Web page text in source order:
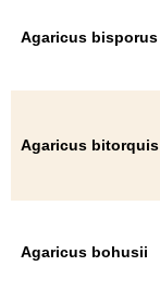
Agaricus bisporus
Agaricus bitorquis
Agaricus bohusii